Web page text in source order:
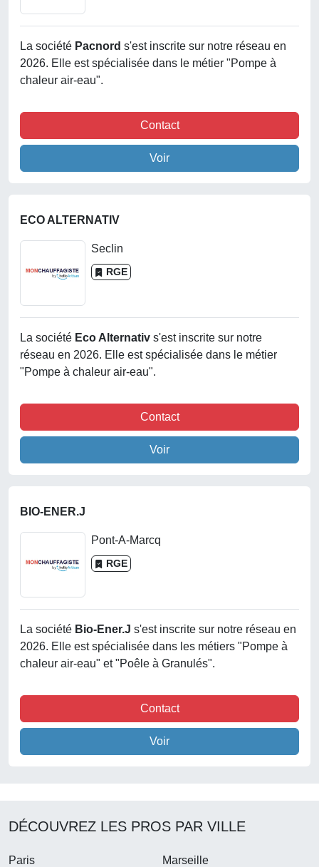
La société Pacnord s'est inscrite sur notre réseau en
2026. Elle est spécialisée dans le métier "Pompe à
chaleur air-eau".
Contact
Voir
ECO ALTERNATIV
Seclin
RGE
La société Eco Alternativ s'est inscrite sur notre
réseau en 2026. Elle est spécialisée dans le métier
"Pompe à chaleur air-eau".
Contact
Voir
BIO-ENER.J
Pont-A-Marcq
RGE
La société Bio-Ener.j s'est inscrite sur notre réseau en
2026. Elle est spécialisée dans les métiers "Pompe à
chaleur air-eau" et "Poêle à Granulés".
Contact
Voir
DÉCOUVREZ LES PROS PAR VILLE
Paris
Marseille